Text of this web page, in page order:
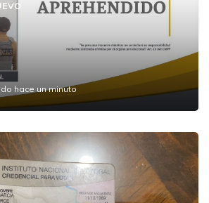
aprehendió a presunto
doble feminicidio en
hace un minuto